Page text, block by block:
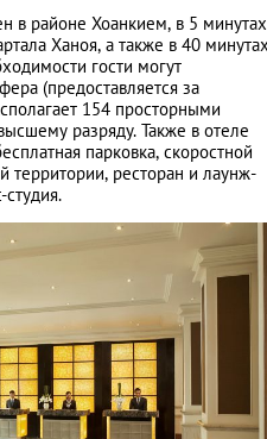
в районе Хоанкием, в 5 минутах
Ханоя, а также в 40
гости могут
(предоставляется за
154 просторными
разряду. Также в отеле
парковка, скоростной
территории, ресторан и лаунж-